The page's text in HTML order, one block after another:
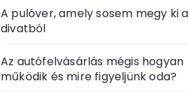
A pulóver, amely sosem megy ki a
divatból
Az autófelvásárlás mégis hogyan
működik és mire figyeljünk oda?